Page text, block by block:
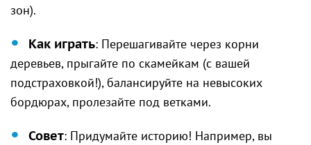
зон).
Как играть: Перешагивайте через корни
деревьев, прыгайте по скамейкам (с вашей
подстраховкой!), балансируйте на невысоких
бордюрах, пролезайте под ветками.
Совет: Придумайте историю! Например, вы